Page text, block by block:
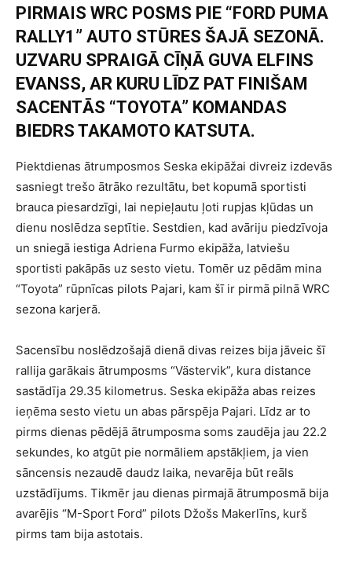
PIRMAIS WRC POSMS PIE “FORD PUMA
RALLY1” AUTO STŪRES ŠAJĀ SEZONĀ.
UZVARU SPRAIGĀ CĪŅĀ GUVA ELFINS
EVANSS, AR KURU LĪDZ PAT FINIŠAM
SACENTĀS “TOYOTA” KOMANDAS
BIEDRS TAKAMOTO KATSUTA.
Piektdienas ātrumposmos Seska ekipāžai divreiz izdevās
sasniegt trešo ātrāko rezultātu, bet kopumā sportisti
brauca piesardzīgi, lai nepieļautu ļoti rupjas kļūdas un
dienu noslēdza septītie. Sestdien, kad avāriju piedzīvoja
un sniegā iestiga Adriena Furmo ekipāža, latviešu
sportisti pakāpās uz sesto vietu. Tomēr uz pēdām mina
“Toyota” rūpnīcas pilots Pajari, kam šī ir pirmā pilnā WRC
sezona karjerā.
Sacensību noslēdzošajā dienā divas reizes bija jāveic šī
rallija garākais ātrumposms “Västervik”, kura distance
sastādīja 29.35 kilometrus. Seska ekipāža abas reizes
ieņēma sesto vietu un abas pārspēja Pajari. Līdz ar to
pirms dienas pēdējā ātrumposma soms zaudēja jau 22.2
sekundes, ko atgūt pie normāliem apstākļiem, ja vien
sāncensis nezaudē daudz laika, nevarēja būt reāls
uzstādījums. Tikmēr jau dienas pirmajā ātrumposmā bija
avarējis “M-Sport Ford” pilots Džošs Makerlīns, kurš
pirms tam bija astotais.